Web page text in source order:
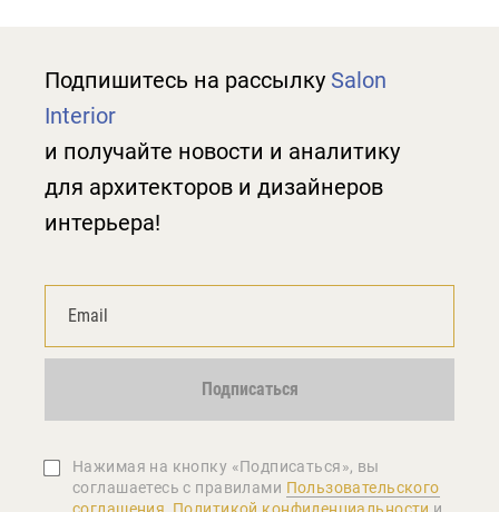
Подпишитесь на рассылку Salon
Interior
и получайте новости и аналитику
для архитекторов и дизайнеров
интерьера!
Подписаться
Нажимая на кнопку «Подписаться», вы
соглашаетеcь с правилами Пользовательского
соглашения Политикой конфиденциальности и